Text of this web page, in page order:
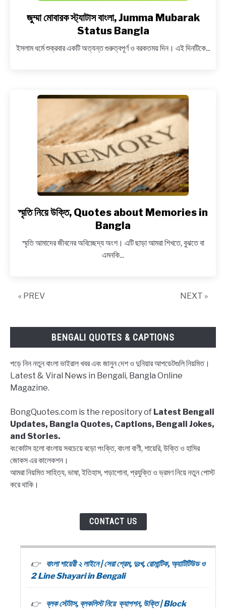
link
to
মোবারক
Mubarak
Status
Bangla
জুম্মা মোবারক স্ট্যাটাস বাংলা, Jumma Mubarak
Status Bangla
ইসলাম ধর্মে শুক্রবার একটি অত্যন্ত গুরুত্বপূর্ণ ও বরকতময় দিন। এই দিনটিকে...
link
to
নিয়ে
উক্তি,
স্মৃতি নিয়ে উক্তি, Quotes about Memories in
Bangla
স্মৃতি আমাদের জীবনের অবিচ্ছেদ্য অংশ। এটি ছাড়া আমরা শিখতে, বুঝতে বা
এমনকি...
« PREV NEXT »
BENGALI QUOTES & CAPTIONS
পড়ে নিন নতুন বাংলা ভাইরাল খবর এবং জানুন দেশ ও দুনিয়ার আপডেটগুলি নিয়মিত।
Latest & Viral News in Bengali, Bangla Online
Magazine.
BongQuotes.com is the repository of Latest Bengali
Updates, Bangla Quotes, Captions, Bengali Jokes,
and Stories.
বংকোটস হলো বাংলায় সবচেয়ে বড়ো পংক্তি, বাংলা বাণী, শায়েরি, উক্তি ও হাসির
জোকস এর কালেকশন।
আমরা নিয়মিত সাহিত্য, ভাষা, ইতিহাস, পড়াশোনা, প্রযুক্তি ও ভ্রমণ নিয়ে নতুন পোস্ট
করে থাকি।
CONTACT US
বাংলা শায়েরী ২ লাইনে | সেরা প্রেম, দুঃখ, রোমান্টিক, অ্যাটিটিউড ও
2 Line Shayari in Bengali
ব্লক স্টেটাস, ব্লকলিস্ট নিয়ে ক্যাপশন, উক্তি | Block